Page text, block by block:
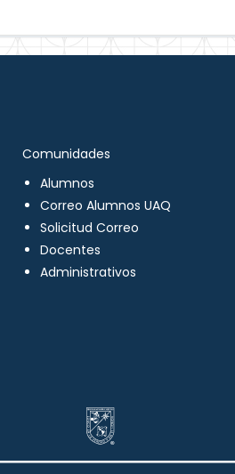
Comunidades
Alumnos
Correo Alumnos UAQ
Solicitud Correo
Docentes
Administrativos